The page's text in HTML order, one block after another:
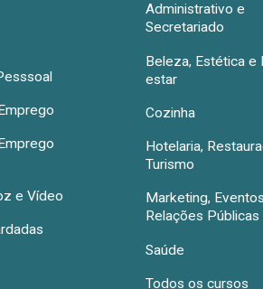
e Vídeo
Administrativo e
Secretariado
Beleza, Estética e
estar
Cozinha
Hotelaria,
Turismo
Marketing,
Relações Públicas
Saúde
Todos os cursos